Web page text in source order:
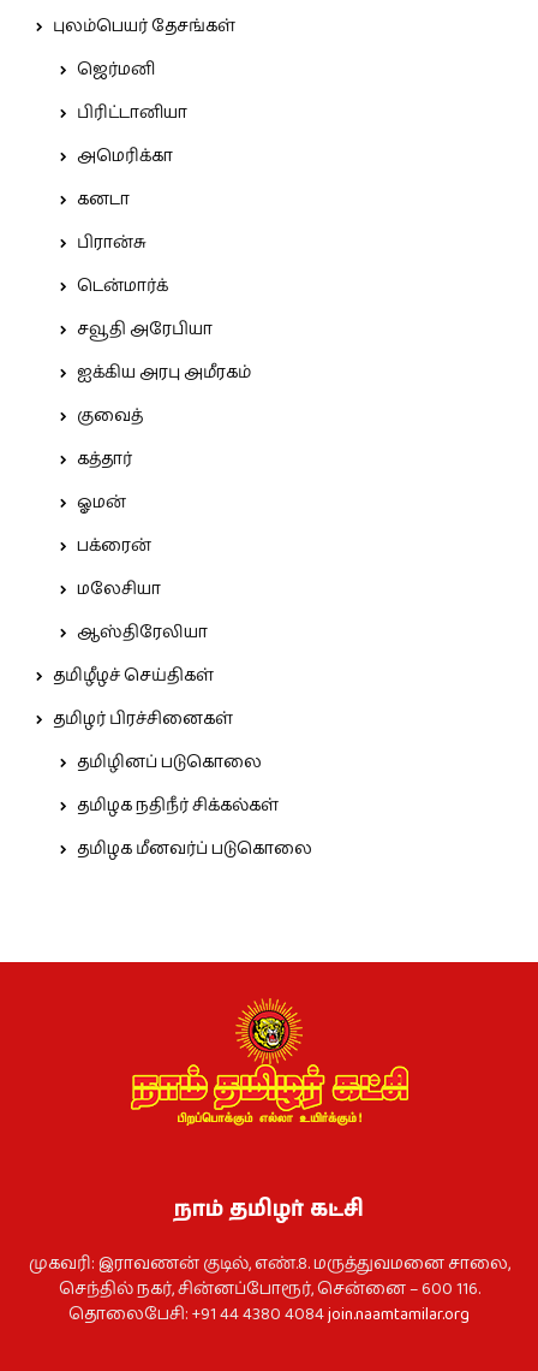
புலம்பெயர் தேசங்கள்
ஜெர்மனி
பிரிட்டானியா
அமெரிக்கா
கனடா
பிரான்சு
டென்மார்க்
சவூதி அரேபியா
ஐக்கிய அரபு அமீரகம்
குவைத்
கத்தார்
ஓமன்
பக்ரைன்
மலேசியா
ஆஸ்திரேலியா
தமிழீழச் செய்திகள்
தமிழர் பிரச்சினைகள்
தமிழினப் படுகொலை
தமிழக நதிநீர் சிக்கல்கள்
தமிழக மீனவர்ப் படுகொலை
நாம் தமிழர் கட்சி
முகவரி: இராவணன் குடில், எண்.8. மருத்துவமனை சாலை,
செந்தில் நகர், சின்னப்போரூர், சென்னை – 600 116.
தொலைபேசி: +91 44 4380 4084join.naamtamilar.org